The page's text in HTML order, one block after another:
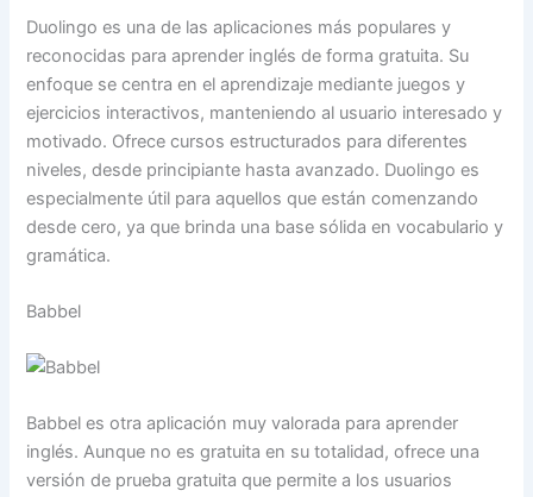
Duolingo es una de las aplicaciones más populares y
reconocidas para aprender inglés de forma gratuita. Su
enfoque se centra en el aprendizaje mediante juegos y
ejercicios interactivos, manteniendo al usuario interesado y
motivado. Ofrece cursos estructurados para diferentes
niveles, desde principiante hasta avanzado. Duolingo es
especialmente útil para aquellos que están comenzando
desde cero, ya que brinda una base sólida en vocabulario y
gramática.
Babbel
Babbel es otra aplicación muy valorada para aprender
inglés. Aunque no es gratuita en su totalidad, ofrece una
versión de prueba gratuita que permite a los usuarios